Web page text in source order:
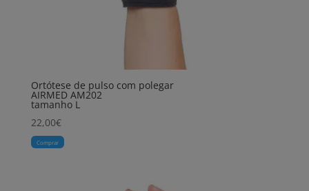
Ortótese de pulso com polegar
AIRMED AM202
tamanho L
22,00€
Comprar